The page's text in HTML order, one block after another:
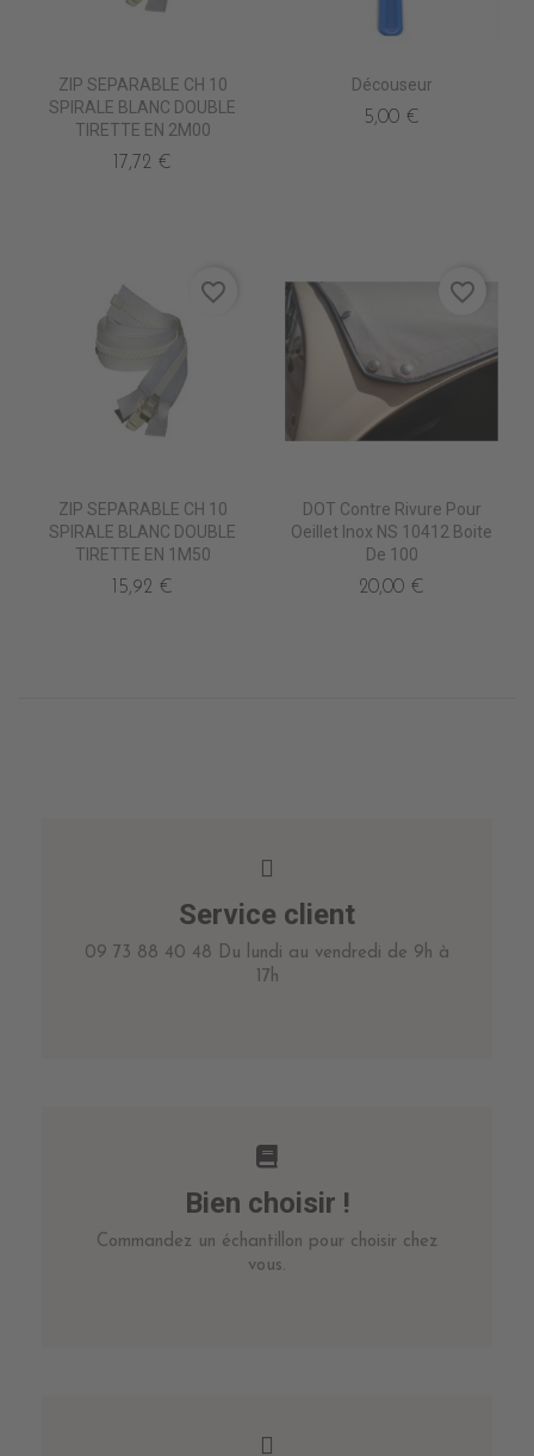
ZIP SEPARABLE CH 10
SPIRALE BLANC DOUBLE
TIRETTE EN 2M00
17,72 €
Découseur
5,00 €
ZIP SEPARABLE CH 10
SPIRALE BLANC DOUBLE
TIRETTE EN 1M50
15,92 €
favorite_border
DOT Contre Rivure Pour
Oeillet Inox NS 10412 Boite
De 100
20,00 €
favorite_border
Service client
09 73 88 40 48 Du lundi au vendredi de 9h à
17h
Bien choisir !
Commandez un échantillon pour choisir chez
vous.